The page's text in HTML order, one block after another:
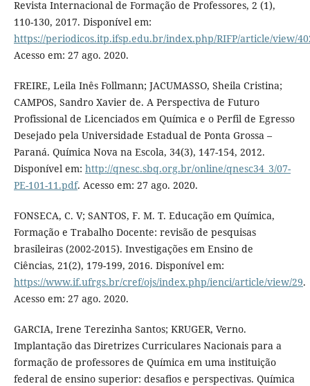
Revista Internacional de Formação de Professores, 2 (1),
110-130, 2017. Disponível em:
https://periodicos.itp.ifsp.edu.br/index.php/RIFP/article/view/
Acesso em: 27 ago. 2020.
FREIRE, Leila Inês Follmann; JACUMASSO, Sheila Cristina;
CAMPOS, Sandro Xavier de. A Perspectiva de Futuro
Profissional de Licenciados em Química e o Perfil de Egresso
Desejado pela Universidade Estadual de Ponta Grossa –
Paraná. Química Nova na Escola, 34(3), 147-154, 2012.
Disponível em: http://qnesc.sbq.org.br/online/qnesc34_3/07-
PE-101-11.pdf. Acesso em: 27 ago. 2020.
FONSECA, C. V; SANTOS, F. M. T. Educação em Química,
Formação e Trabalho Docente: revisão de pesquisas
brasileiras (2002-2015). Investigações em Ensino de
Ciências, 21(2), 179-199, 2016. Disponível em:
https://www.if.ufrgs.br/cref/ojs/index.php/ienci/article/view/29.
Acesso em: 27 ago. 2020.
GARCIA, Irene Terezinha Santos; KRUGER, Verno.
Implantação das Diretrizes Curriculares Nacionais para a
formação de professores de Química em uma instituição
federal de ensino superior: desafios e perspectivas. Química